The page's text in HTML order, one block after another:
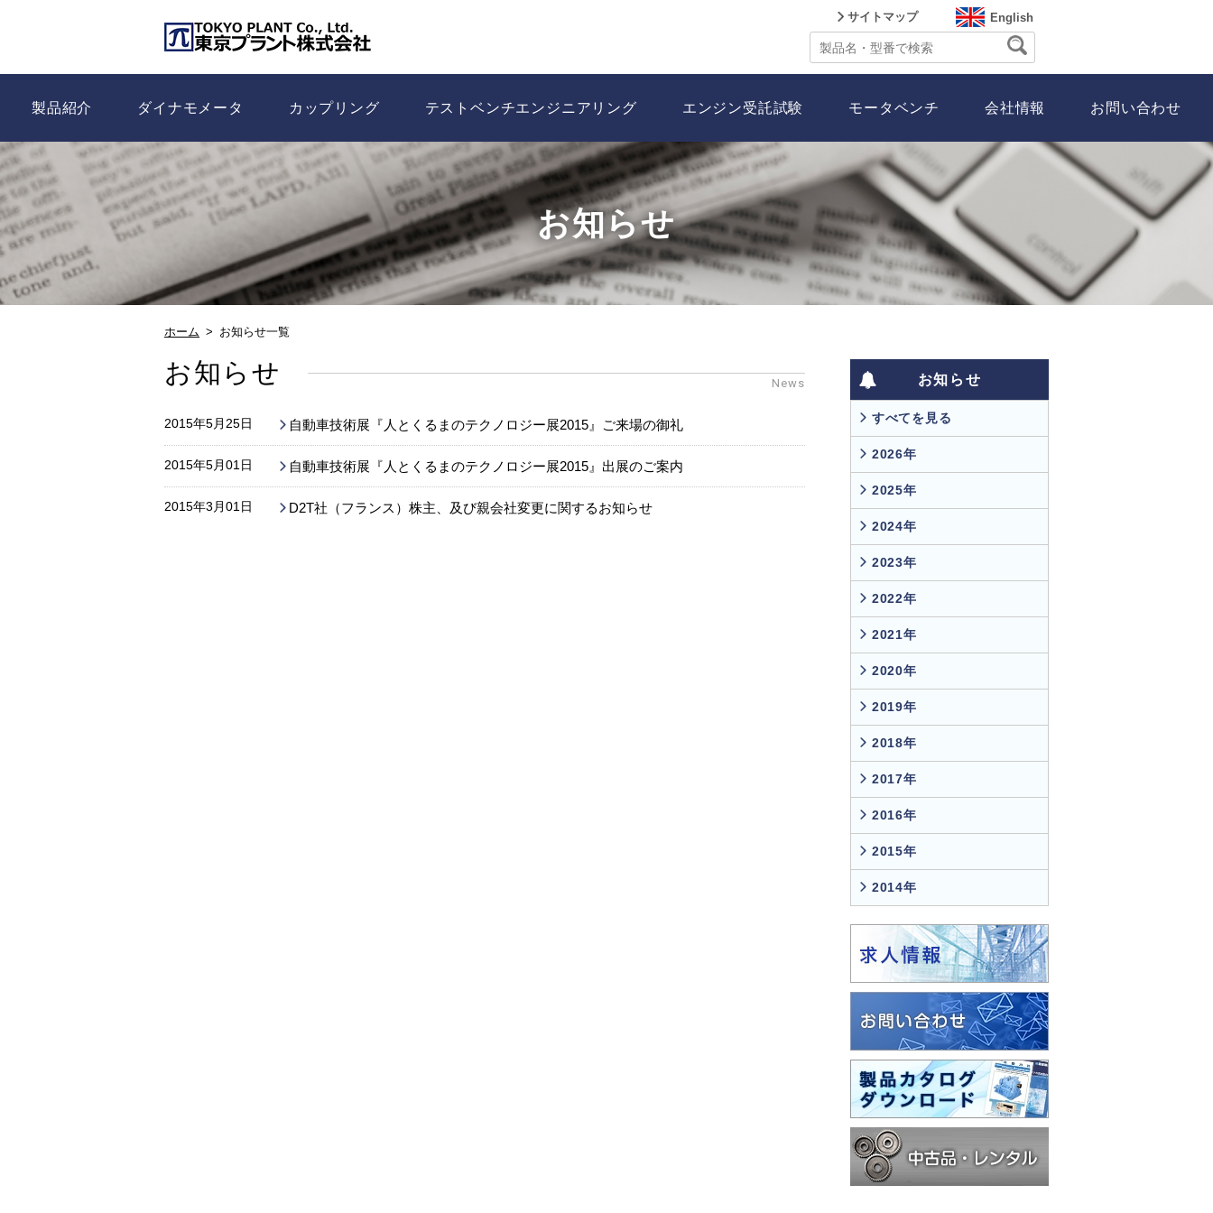
サイトマップ English
製品紹介 ダイナモメータ カップリング テストベンチエンジニアリング エンジン受託試験 モータベンチ 会社情報 お問い合わせ
お知らせ
ホーム お知らせ一覧
お知らせ News
2015年5月25日 自動車技術展『人とくるまのテクノロジー展2015』ご来場の御礼
2015年5月01日 自動車技術展『人とくるまのテクノロジー展2015』出展のご案内
2015年3月01日 D2T社（フランス）株主、及び親会社変更に関するお知らせ
お知らせ
すべてを見る
2026年
2025年
2024年
2023年
2022年
2021年
2020年
2019年
2018年
2017年
2016年
2015年
2014年